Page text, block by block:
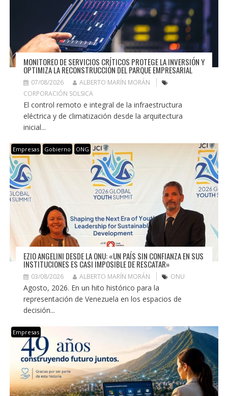
MONITOREO DE SERVICIOS CRÍTICOS PROTEGE LA INVERSIÓN Y
OPTIMIZA LA RECONSTRUCCIÓN DEL PARQUE EMPRESARIAL
07/08/2026
ALBERTO MARÍN MORÁN
CORPORACIÓN SOLSICA
El control remoto e integral de la infraestructura
eléctrica y de climatización desde la arquitectura
inicial...
Empresas Gobierno ONG
EZIO ANGELINI DESDE LA ONU: «UN PAÍS SIN CONFIANZA EN SUS
INSTITUCIONES ES CASI IMPOSIBLE DE RESCATAR»
03/08/2026 ALBERTO MARÍN MORÁN ONU
Agosto, 2026. En un hito histórico para la
representación de Venezuela en los espacios de
decisión...
Empresas